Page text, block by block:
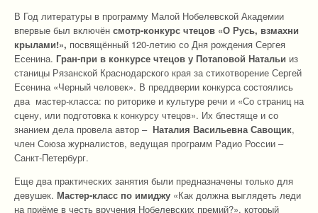
В Год литературы в программу Малой Нобелевской Академии
впервые был включён смотр-конкурс чтецов «О Русь, взмахни
крылами!», посвящённый 120-летию со Дня рождения Сергея
Есенина. Гран-при в конкурсе чтецов у Потаповой Натальи из
станицы Рязанской Краснодарского края за стихотворение Сергей
Есенина «Черный человек». В преддверии конкурса состоялись
два мастер-класса: по риторике и культуре речи и «Со страниц на
сцену, или подготовка к конкурсу чтецов». Их блестяще и со
знанием дела провела автор – Наталия Васильевна Савощик,
член Союза журналистов, ведущая программ Радио России –
Санкт-Петербург.
Еще два практических занятия были предназначены только для
девушек. Мастер-класс по имиджу «Как должна выглядеть леди
на приёме в честь вручения Нобелевских премий?», который